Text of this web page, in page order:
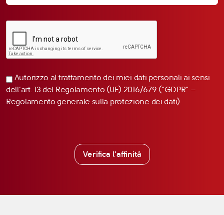
Autorizzo al trattamento dei miei dati personali ai sensi
dell’art. 13 del Regolamento (UE) 2016/679 (“GDPR” –
Regolamento generale sulla protezione dei dati)
Verifica l'affinità